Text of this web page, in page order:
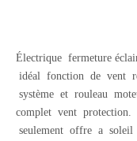
Électrique fermeture
idéal fonction de vent
système et rouleau
complet vent
seulement offre a